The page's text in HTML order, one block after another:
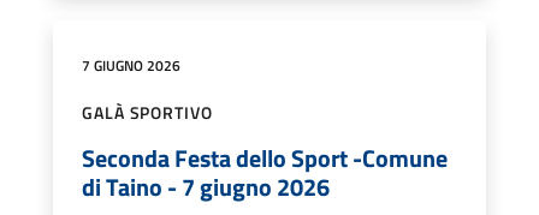
7 GIUGNO 2026
GALÀ SPORTIVO
Seconda Festa dello Sport -Comune
di Taino - 7 giugno 2026